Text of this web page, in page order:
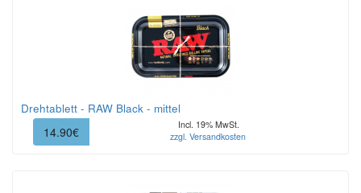
Drehtablett - RAW Black - mittel
14.90€
Incl. 19% MwSt.
zzgl. Versandkosten